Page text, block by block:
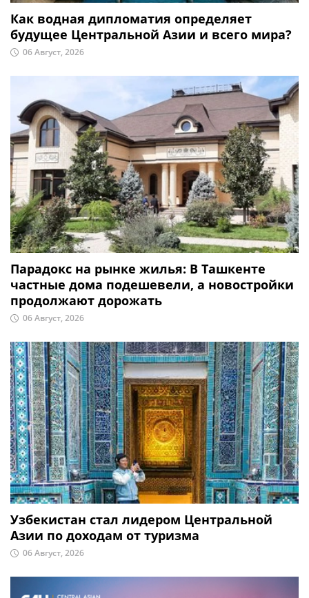
Как водная дипломатия определяет
будущее Центральной Азии и всего мира?
06 Август, 2026
Парадокс на рынке жилья: В Ташкенте
частные дома подешевели, а новостройки
продолжают дорожать
06 Август, 2026
Узбекистан стал лидером Центральной
Азии по доходам от туризма
06 Август, 2026